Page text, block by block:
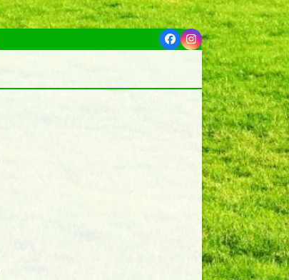
FacebookInstagram